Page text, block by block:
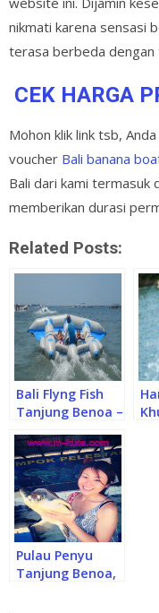
nikmati karena sensasi
terasa berbeda dengan
CEK HARGA
Mohon klik link tsb,
voucher Bali banana
Bali dari kami termasuk
memberikan durasi
Related Posts:
Bali Flyng Fish
Tanjung Benoa –
Menyerupai Ikan
Terbang
Pulau Penyu
Tanjung Benoa,